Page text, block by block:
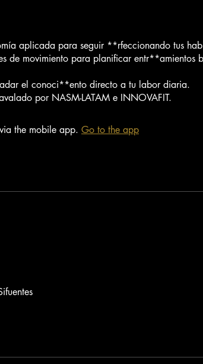
aplicada para seguir **rfeccionando tus
de movimiento para planificar entr**amientos
el conoci**ento directo a tu labor diaria.
por NASM-LATAM e INNOVAFIT.
the mobile app. Go to the app